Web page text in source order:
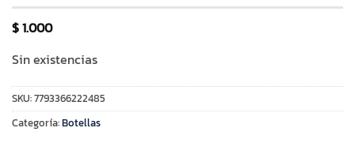
$1.000
Sin existencias
SKU:7793366222485
Categoría:Botellas